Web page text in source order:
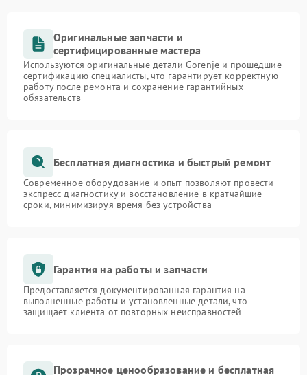
Оригинальные запчасти и
сертифицированные мастера
Используются оригинальные детали Gorenje и прошедшие
сертификацию специалисты, что гарантирует корректную
работу после ремонта и сохранение гарантийных
обязательств
Бесплатная диагностика и быстрый ремонт
Современное оборудование и опыт позволяют провести
экспресс-диагностику и восстановление в кратчайшие
сроки, минимизируя время без устройства
Гарантия на работы и запчасти
Предоставляется документированная гарантия на
выполненные работы и установленные детали, что
защищает клиента от повторных неисправностей
Прозрачное ценообразование и бесплатная